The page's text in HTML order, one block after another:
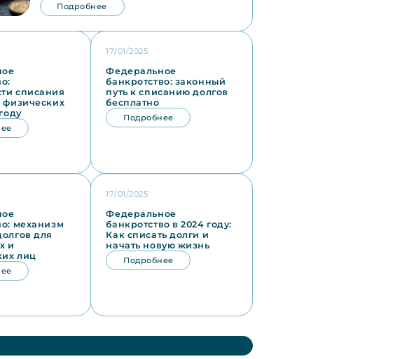
Подробнее
списания
физических
17/01/2025
Федеральное
банкротство: законный
путь к списанию долгов
бесплатно
Подробнее
механизм
для
и
лиц
17/01/2025
Федеральное
банкротство в 2024 году:
Как списать долги и
начать новую жизнь
Подробнее